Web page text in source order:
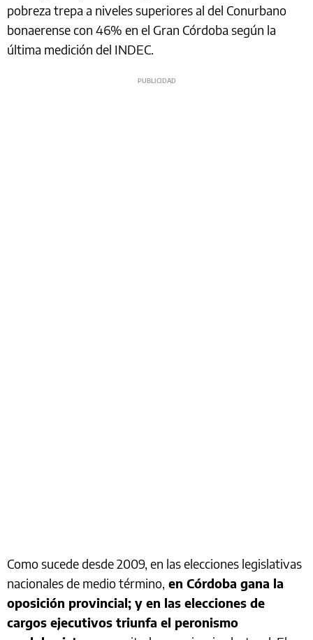
pobreza trepa a niveles superiores al del Conurbano
bonaerense con 46% en el Gran Córdoba según la
última medición del INDEC.
Como sucede desde 2009, en las elecciones legislativas
nacionales de medio término, en Córdoba gana la
oposición provincial; y en las elecciones de
cargos ejecutivos triunfa el peronismo